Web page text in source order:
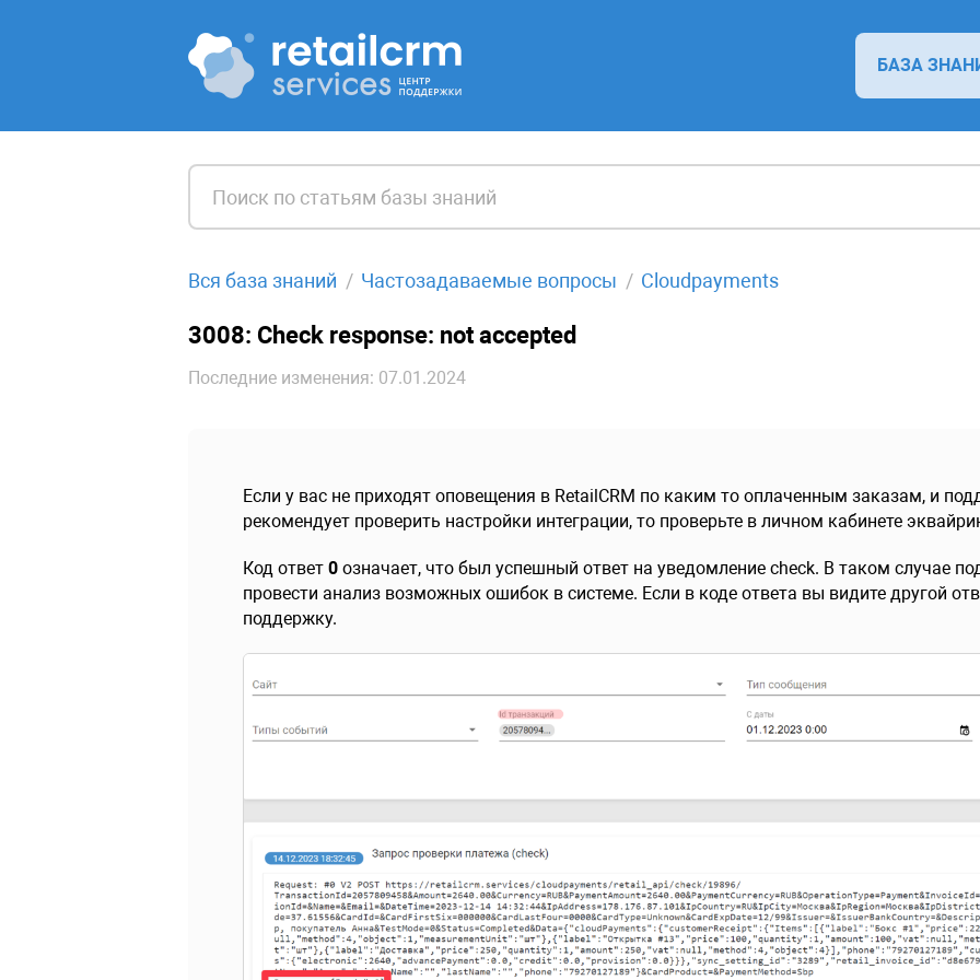
БАЗА
Вся база знаний Частозадаваемые вопросы Cloudpayments
3008: Check response: not accepted
Последние изменения: 07.01.2024
Если у вас не приходят оповещения в RetailCRM по каким то оплаченным заказам, и
рекомендует проверить настройки интеграции, то проверьте в личном кабинете
Код ответ 0 означает, что был успешный ответ на уведомление check. В таком случае
провести анализ возможных ошибок в системе. Если в коде ответа вы видите другой
поддержку.